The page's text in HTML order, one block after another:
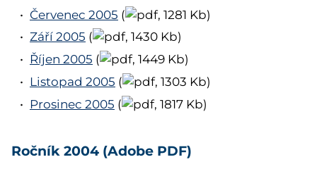
Červenec 2005 (
, 1281 Kb)
Září 2005 (
, 1430 Kb)
Říjen 2005 (
, 1449 Kb)
Listopad 2005 (
, 1303 Kb)
Prosinec 2005 ( , 1817 Kb)
Ročník 2004 (Adobe PDF)